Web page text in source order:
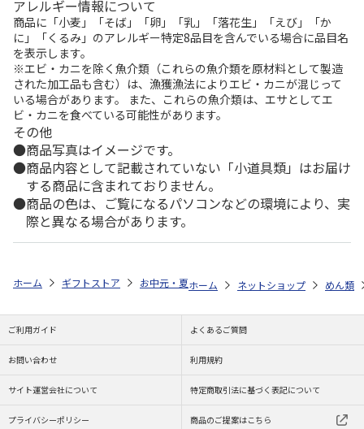
アレルギー情報について
商品に「小麦」「そば」「卵」「乳」「落花生」「えび」「か
に」「くるみ」のアレルギー特定8品目を含んでいる場合に品目名
を表示します。
※エビ・カニを除く魚介類（これらの魚介類を原材料として製造
された加工品も含む）は、漁獲漁法によりエビ・カニが混じって
いる場合があります。 また、これらの魚介類は、エサとしてエ
ビ・カニを食べている可能性があります。
その他
商品写真はイメージです。
商品内容として記載されていない「小道具類」はお届け
する商品に含まれておりません。
商品の色は、ご覧になるパソコンなどの環境により、実
際と異なる場合があります。
ホーム ギフトストア お中元・夏ギフト特集 2026 ゆうゆうギフト
ホーム ネットショップ めん類
ご利用ガイド よくあるご質問
お問い合わせ 利用規約
サイト運営会社について 特定商取引法に基づく表記について
プライバシーポリシー 商品のご提案はこちら